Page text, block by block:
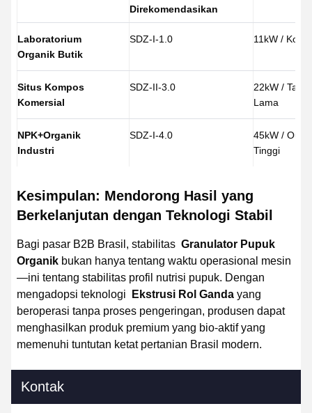
Direkomendasikan
Laboratorium
Organik Butik
SDZ-I-1.0 11kW /
Situs Kompos
Komersial
SDZ-II-3.0
22kW /
Lama
NPK+Organik
Industri
SDZ-I-4.0
45kW /
Tinggi
Kesimpulan: Mendorong Hasil yang
Berkelanjutan dengan Teknologi Stabil
Bagi pasar B2B Brasil, stabilitas Granulator Pupuk
Organik bukan hanya tentang waktu operasional mesin
—ini tentang stabilitas profil nutrisi pupuk. Dengan
mengadopsi teknologi
Ekstrusi Rol Ganda yang
beroperasi tanpa proses pengeringan, produsen dapat
menghasilkan produk premium yang bio-aktif yang
memenuhi tuntutan ketat pertanian Brasil modern.
Kontak